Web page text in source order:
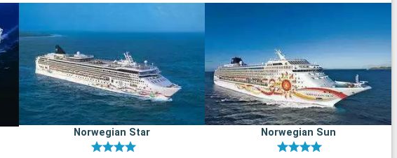
Norwegian Star Norwegian Sun